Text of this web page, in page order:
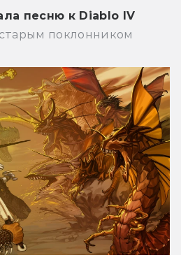
песню к Diablo IV
поклонником